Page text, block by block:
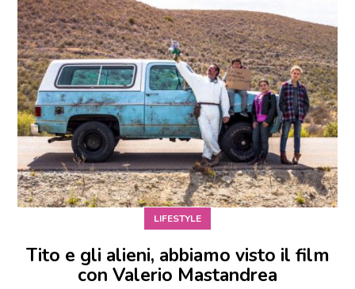
LIFESTYLE
Tito e gli alieni, abbiamo visto il film
con Valerio Mastandrea